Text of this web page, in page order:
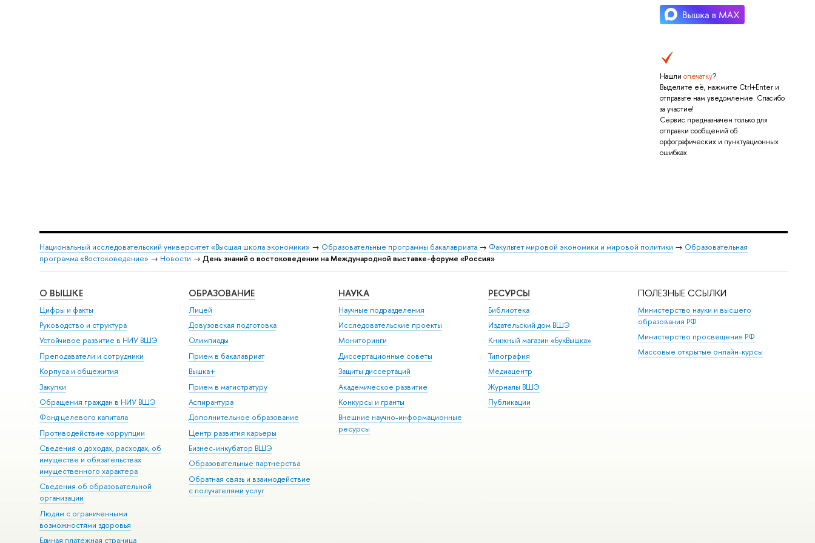
Нашли опечатку?
Выделите её, нажмите Ctrl+Enter и
отправьте нам уведомление. Спасибо
за участие!
Сервис предназначен только для
отправки сообщений об
орфографических и пунктуационных
ошибках.
Национальный исследовательский университет «Высшая школа экономики» → Образовательные программы бакалавриата→ Факультет мировой экономики и мировой политики → Образовательная
программа «Востоковедение» → Новости → День знаний о востоковедении на Международной выставке-форуме «Россия»
О ВЫШКЕ
Цифры и факты
Руководство и структура
Устойчивое развитие в НИУ ВШЭ
Преподаватели и сотрудники
Корпуса и общежития
Закупки
Обращения граждан в НИУ ВШЭ
Фонд целевого капитала
Противодействие коррупции
Сведения о доходах, расходах, об
имуществе и обязательствах
имущественного характера
Сведения об образовательной
организации
Людям с ограниченными
возможностями здоровья
Единая платежная страница
ОБРАЗОВАНИЕ
Лицей
Довузовская подготовка
Олимпиады
Прием в бакалавриат
Вышка+
Прием в магистратуру
Аспирантура
Дополнительное образование
Центр развития карьеры
Бизнес-инкубатор ВШЭ
Образовательные партнерства
Обратная связь и взаимодействие
с получателями услуг
НАУКА
Научные подразделения
Исследовательские проекты
Мониторинги
Диссертационные советы
Защиты диссертаций
Академическое развитие
Конкурсы и гранты
Внешние научно-информационные
ресурсы
РЕСУРСЫ
Библиотека
Издательский дом ВШЭ
Книжный магазин «БукВышка»
Типография
Медиацентр
Журналы ВШЭ
Публикации
ПОЛЕЗНЫЕ ССЫЛКИ
Министерство науки и высшего
образования РФ
Министерство просвещения РФ
Массовые открытые онлайн-курсы